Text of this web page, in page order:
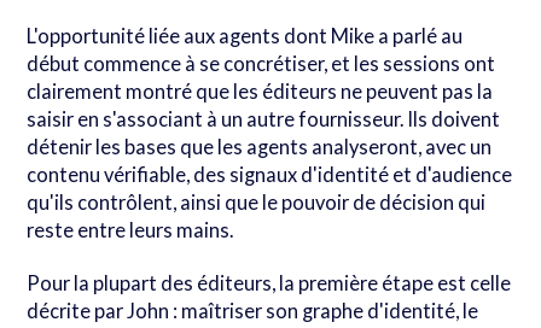
L'opportunité liée aux agents dont Mike a parlé au
début commence à se concrétiser, et les sessions ont
clairement montré que les éditeurs ne peuvent pas la
saisir en s'associant à un autre fournisseur. Ils doivent
détenir les bases que les agents analyseront, avec un
contenu vérifiable, des signaux d'identité et d'audience
qu'ils contrôlent, ainsi que le pouvoir de décision qui
reste entre leurs mains.
Pour la plupart des éditeurs, la première étape est celle
décrite par John : maîtriser son graphe d'identité, le